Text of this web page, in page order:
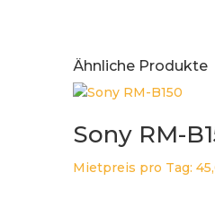
Ähnliche Produkte
Sony RM-
Mietpreis pro Tag: